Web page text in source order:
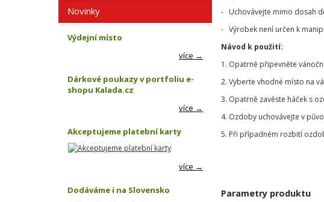
Novinky
Výdejní místo
více →
Dárkové poukazy v portfoliu e-
shopu Kalada.cz
více →
Akceptujeme platební karty
více →
Dodáváme i na Slovensko
- Uchovávejte mimo dosah
- Výrobek není určen k
Návod k použití:
1. Opatrně připevněte
2. Vyberte vhodné místo na
3. Opatrně zavěste háček s
4. Ozdoby uchovávejte v
5. Při případném rozbití
Parametry produktu